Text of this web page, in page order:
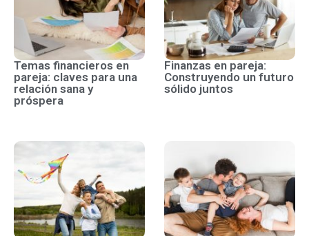
Temas financieros en
pareja: claves para una
relación sana y
próspera
Finanzas en pareja:
Construyendo un futuro
sólido juntos